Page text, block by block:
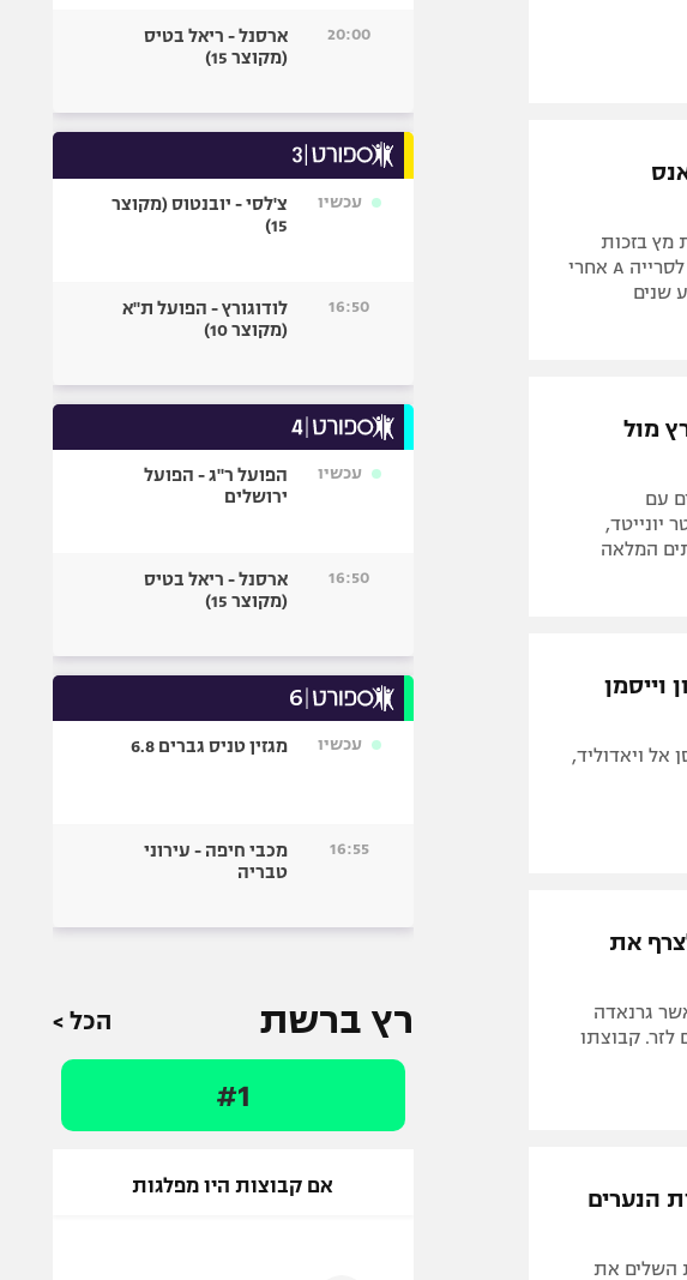
בייסבול MLB
גיימינג E-Sports
מץ בזכות
שער בדקה ה-116. ונציה גברה 0:1 על קרמונזה בפלייאוף ושבה לסרייה A אחרי
שנים
מול
עם
יונייטד,
המלאה
וייסמן
אל ויאדוליד,
את
גרנאדה
לזר. קבוצתו
הנערים
השלים את
20:00
ארסנל - ריאל בטיס
(מקוצר 15)
עכשיו
צ'לסי - יובנטוס (מקוצר
15)
16:50
לודוגורץ - הפועל ת"א
(מקוצר 10)
עכשיו
הפועל ר"ג - הפועל
ירושלים
16:50
ארסנל - ריאל בטיס
(מקוצר 15)
עכשיו מגזין טניס גברים 6.8
16:55
מכבי חיפה - עירוני
טבריה
רץ ברשת הכל >
#1
אם קבוצות היו מפלגות